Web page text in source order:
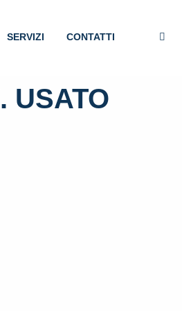
SERVIZI CONTATTI
USATO